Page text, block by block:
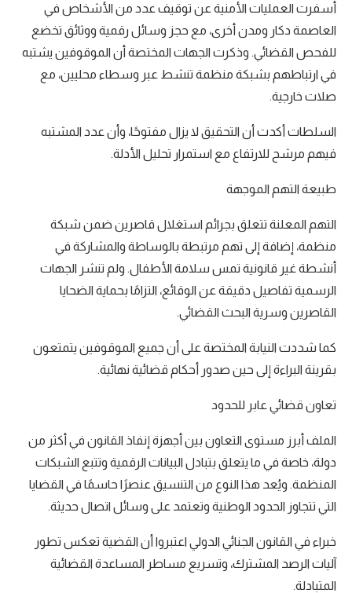
أسفرت العمليات الأمنية عن توقيف عدد من الأشخاص في
العاصمة دكار ومدن أخرى، مع حجز وسائل رقمية ووثائق تخضع
للفحص القضائي. وذكرت الجهات المختصة أن الموقوفين يشتبه
في ارتباطهم بشبكة منظمة تنشط عبر وسطاء محليين، مع
صلات خارجية.
السلطات أكدت أن التحقيق لا يزال مفتوحًا، وأن عدد المشتبه
فيهم مرشح للارتفاع مع استمرار تحليل الأدلة.
طبيعة التهم الموجهة
التهم المعلنة تتعلق بجرائم استغلال قاصرين ضمن شبكة
منظمة، إضافة إلى تهم مرتبطة بالوساطة والمشاركة في
أنشطة غير قانونية تمس سلامة الأطفال. ولم تنشر الجهات
الرسمية تفاصيل دقيقة عن الوقائع، التزامًا بحماية الضحايا
القاصرين وسرية البحث القضائي.
كما شددت النيابة المختصة على أن جميع الموقوفين يتمتعون
بقرينة البراءة إلى حين صدور أحكام قضائية نهائية.
تعاون قضائي عابر للحدود
الملف أبرز مستوى التعاون بين أجهزة إنفاذ القانون في أكثر من
دولة، خاصة في ما يتعلق بتبادل البيانات الرقمية وتتبع الشبكات
المنظمة. ويُعد هذا النوع من التنسيق عنصرًا حاسمًا في القضايا
التي تتجاوز الحدود الوطنية وتعتمد على وسائل اتصال حديثة.
خبراء في القانون الجنائي الدولي اعتبروا أن القضية تعكس تطور
آليات الرصد المشترك، وتسريع مساطر المساعدة القضائية
المتبادلة.